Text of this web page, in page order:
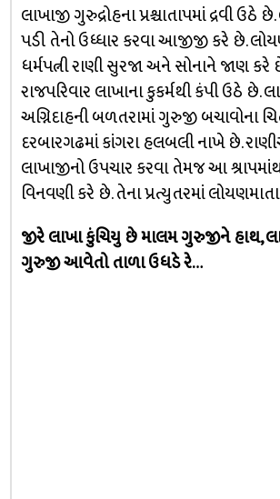
લાખાજી ગુરુદ્રોહના પ્રશ્ચાતાપમાં દ્રવી
પડી તેનો ઉધ્ધાર કરવા આજીજી કરે છે.
ધર્મપત્ની રાણી સુરજા અને સોનાને જાણ
રાજપરિવાર લાખાના કુકર્મથી કંપી ઉઠે છે.
અગ્નિદાહની બળતરામાં ગુરુજી બચાવોના
દરબારગઢમાં કાંગરા હલબલી નાખે છે.
લાખાજીનો ઉપચાર કરવા તેમજ આ
વિનવણી કરે છે. તેના પ્રત્યુતરમાં
જીરે લાખા કુંચિયુ છે માલમ ગુરુજીને હાથ,
ગુરુજી આવેતો તાળા ઉધડે રે…